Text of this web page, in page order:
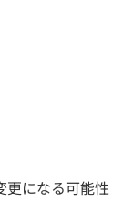
になる可能性